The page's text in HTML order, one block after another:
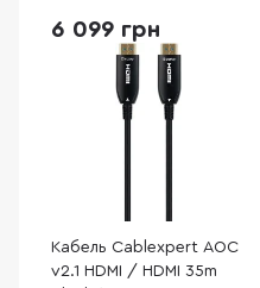
6 099 грн
Кабель Cablexpert AOC
v2.1 HDMI / HDMI 35m